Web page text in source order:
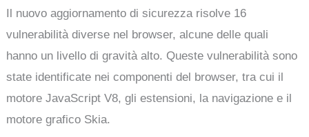
Il nuovo aggiornamento di sicurezza risolve 16
vulnerabilità diverse nel browser, alcune delle quali
hanno un livello di gravità alto. Queste vulnerabilità sono
state identificate nei componenti del browser, tra cui il
motore JavaScript V8, gli estensioni, la navigazione e il
motore grafico Skia.